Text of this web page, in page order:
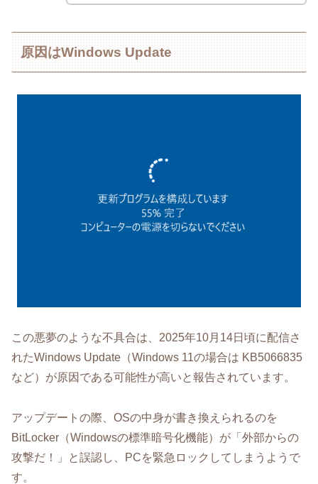
原因はWindows Update
この悪夢のような不具合は、2025年10月14日頃に配信さ
れたWindows Update（Windows 11の場合は KB5066835
など）が原因である可能性が高いと報告されています。
アップデートの際、OSの中身が書き換えられるのを
BitLocker（Windowsの標準暗号化機能）が「外部からの
攻撃だ！」と誤認し、PCを緊急ロックしてしまうようで
す。